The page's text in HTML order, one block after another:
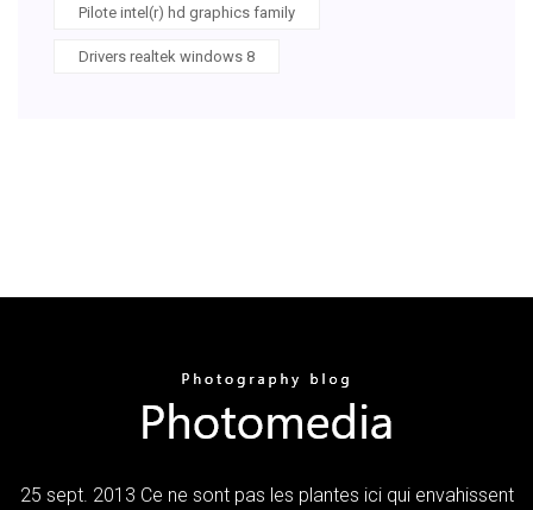
Pilote intel(r) hd graphics family
Drivers realtek windows 8
25 sept. 2013 Ce ne sont pas les plantes ici qui envahissent